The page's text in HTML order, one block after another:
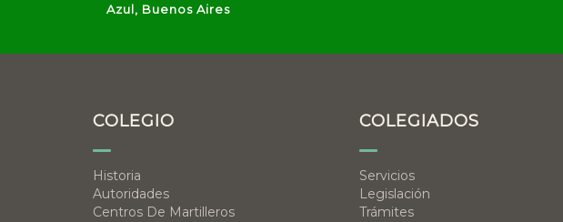
Azul, Buenos Aires
COLEGIO
Historia
Autoridades
Centros De Martilleros
COLEGIADOS
Servicios
Legislación
Trámites